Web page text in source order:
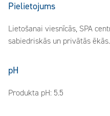
Pielietojums
Lietošanai viesnīcās, SPA
sabiedriskās un privātās ēkās.
pH
Produkta pH: 5.5